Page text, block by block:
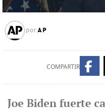
por AP
COMPARTIR
Joe Biden fuerte